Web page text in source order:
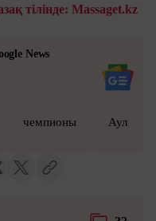
тілінде: Massaget.kz
News
чемпионы Аул